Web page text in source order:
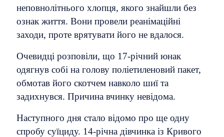
неповнолітнього хлопця, якого знайшли без
ознак життя. Вони провели реанімаційні
заходи, проте врятувати його не вдалося.
Очевидці розповіли, що 17-річний юнак
одягнув собі на голову поліетиленовий пакет,
обмотав його скотчем навколо шиї та
задихнувся. Причина вчинку невідома.
Наступного дня стало відомо про ще одну
спробу суїциду. 14-річна дівчинка із Кривого